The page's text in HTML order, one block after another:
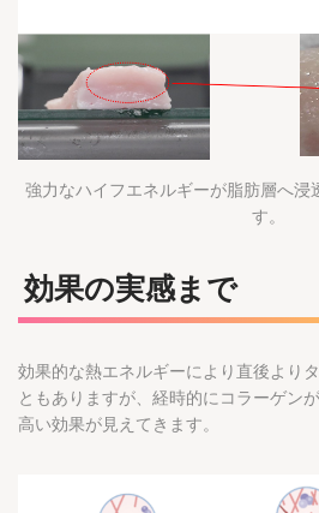
強力なハイフエネルギーが脂肪層へ浸
す。
効果の実感まで
効果的な熱エネルギーにより直後より
ともありますが、経時的にコラーゲン
高い効果が見えてきます。